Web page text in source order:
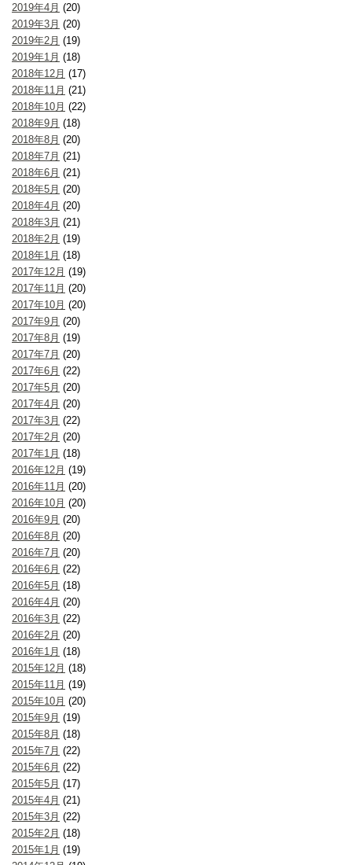
2019年4月 (20)
2019年3月 (20)
2019年2月 (19)
2019年1月 (18)
2018年12月 (17)
2018年11月 (21)
2018年10月 (22)
2018年9月 (18)
2018年8月 (20)
2018年7月 (21)
2018年6月 (21)
2018年5月 (20)
2018年4月 (20)
2018年3月 (21)
2018年2月 (19)
2018年1月 (18)
2017年12月 (19)
2017年11月 (20)
2017年10月 (20)
2017年9月 (20)
2017年8月 (19)
2017年7月 (20)
2017年6月 (22)
2017年5月 (20)
2017年4月 (20)
2017年3月 (22)
2017年2月 (20)
2017年1月 (18)
2016年12月 (19)
2016年11月 (20)
2016年10月 (20)
2016年9月 (20)
2016年8月 (20)
2016年7月 (20)
2016年6月 (22)
2016年5月 (18)
2016年4月 (20)
2016年3月 (22)
2016年2月 (20)
2016年1月 (18)
2015年12月 (18)
2015年11月 (19)
2015年10月 (20)
2015年9月 (19)
2015年8月 (18)
2015年7月 (22)
2015年6月 (22)
2015年5月 (17)
2015年4月 (21)
2015年3月 (22)
2015年2月 (18)
2015年1月 (19)